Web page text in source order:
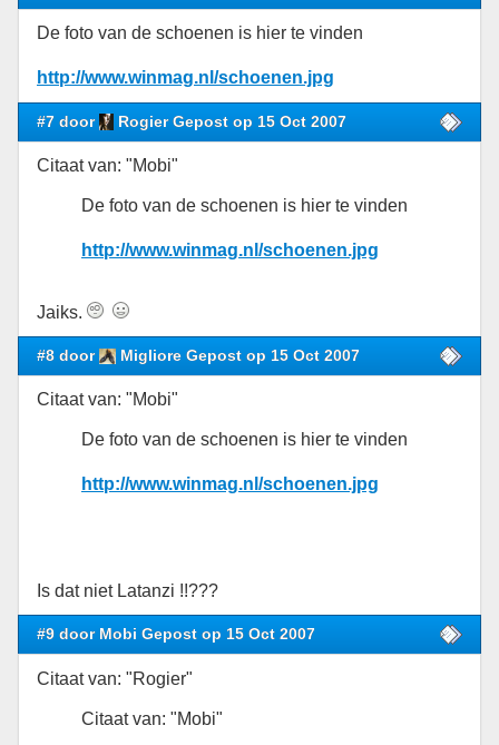
De foto van de schoenen is hier te vinden
http://www.winmag.nl/schoenen.jpg
#7 door Rogier Gepost op 15 Oct 2007
Citaat van: "Mobi"
De foto van de schoenen is hier te vinden
http://www.winmag.nl/schoenen.jpg
Jaiks.
#8 door Migliore Gepost op 15 Oct 2007
Citaat van: "Mobi"
De foto van de schoenen is hier te vinden
http://www.winmag.nl/schoenen.jpg
Is dat niet Latanzi !!???
#9 door Mobi Gepost op 15 Oct 2007
Citaat van: "Rogier"
Citaat van: "Mobi"